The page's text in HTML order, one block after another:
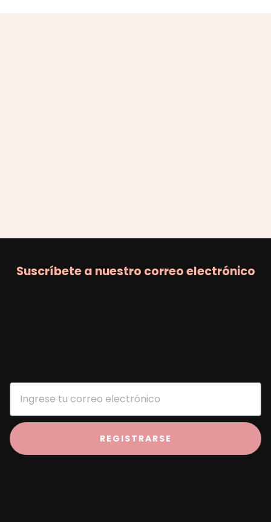
Suscríbete a nuestro correo electrónico
REGISTRARSE